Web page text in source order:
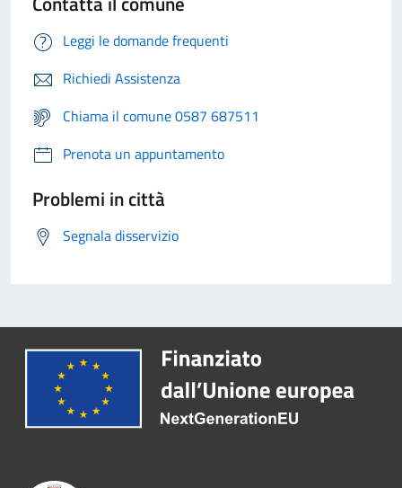
Leggi le domande frequenti
Richiedi Assistenza
Chiama il comune 0587 687511
Prenota un appuntamento
Problemi in città
Segnala disservizio